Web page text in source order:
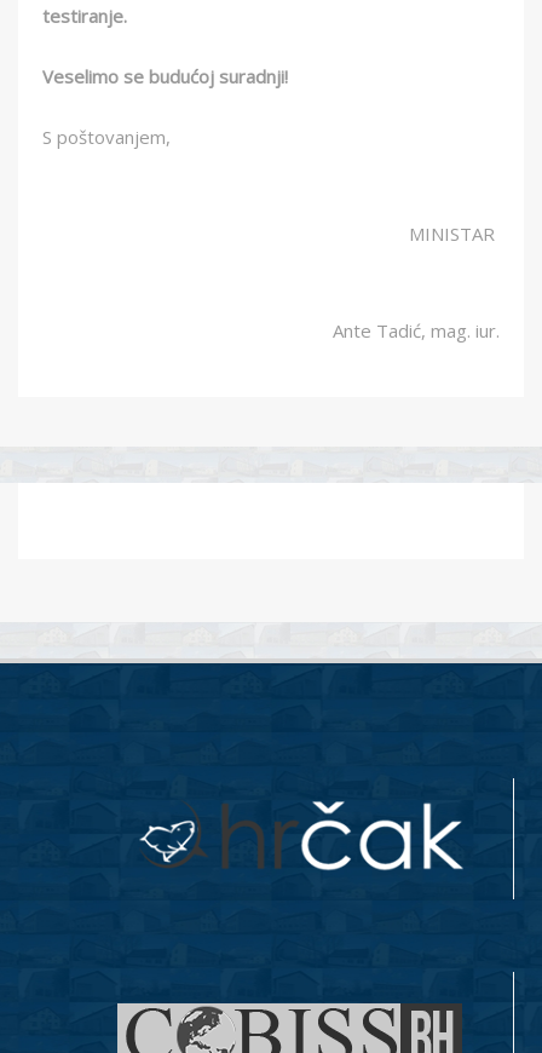
testiranje.
Veselimo se budućoj suradnji!
S poštovanjem,
MINISTAR
Ante Tadić, mag. iur.